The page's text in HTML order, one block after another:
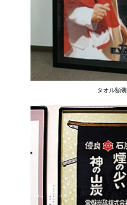
小田原観光
タオル額装